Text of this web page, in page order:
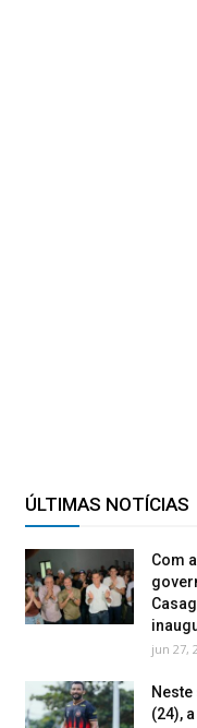
ÚLTIMAS NOTÍCIAS
Com
jun 27,
(24),